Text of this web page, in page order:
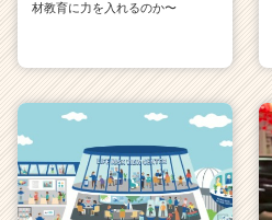
材教育に力を入れるのか〜